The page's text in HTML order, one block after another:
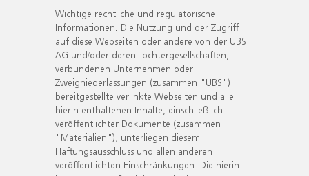
Wichtige rechtliche und regulatorische
Informationen. Die Nutzung und der Zugriff
auf diese Webseiten oder andere von der UBS
AG und/oder deren Tochtergesellschaften,
verbundenen Unternehmen oder
Zweigniederlassungen (zusammen "UBS")
bereitgestellte verlinkte Webseiten und alle
hierin enthaltenen Inhalte, einschließlich
veröffentlichter Dokumente (zusammen
"Materialien"), unterliegen diesem
Haftungsausschluss und allen anderen
veröffentlichten Einschränkungen. Die hierin